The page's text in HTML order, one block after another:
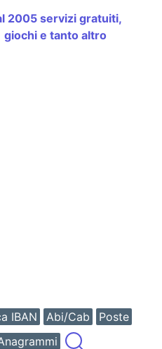
2005 servizi gratuiti,
giochi e tanto altro
IBAN Abi/Cab
Poste